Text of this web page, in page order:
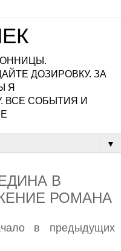
ДОЗИРОВКУ. ЗА
Я
ВСЕ СОБЫТИЯ И
▼
В
РОМАНА
в предыдущих